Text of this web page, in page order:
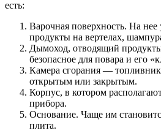
есть:
Варочная поверхность. На
продукты на вертелах,
Дымоход, отводящий
безопасное для повара и его
Камера сгорания —
открытым или закрытым.
Корпус, в котором
прибора.
Основание. Чаще им
плита.